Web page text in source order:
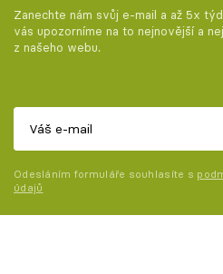
Zanechte nám svůj e-mail a až 5x
vás upozorníme na to nejnovější a
z našeho webu.
Odesláním formuláře souhlasíte s
údajů